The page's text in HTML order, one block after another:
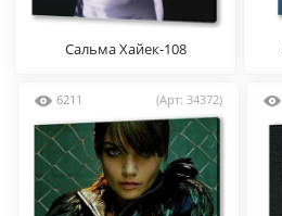
Сальма Хайек-108
6211 (Арт: 34372)